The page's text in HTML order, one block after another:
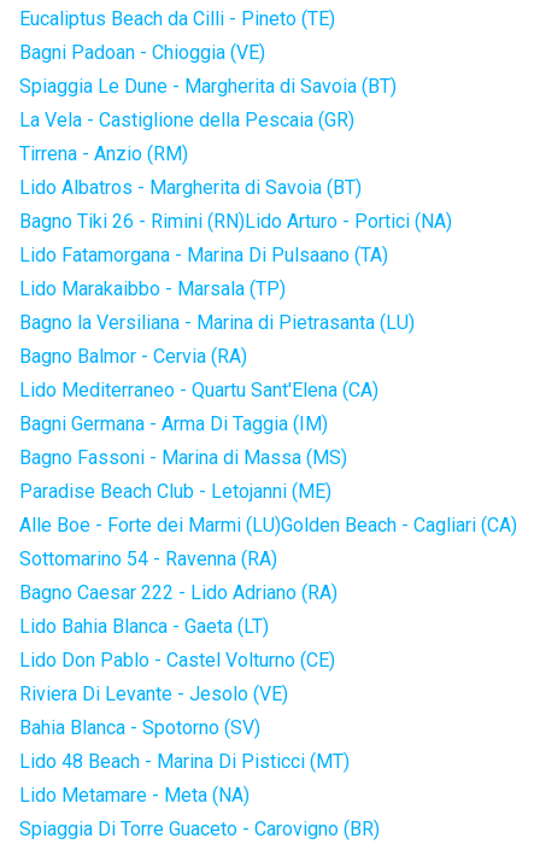
Eucaliptus Beach da Cilli - Pineto (TE)
Bagni Padoan - Chioggia (VE)
Spiaggia Le Dune - Margherita di Savoia (BT)
La Vela - Castiglione della Pescaia (GR)
Tirrena - Anzio (RM)
Lido Albatros - Margherita di Savoia (BT)
Bagno Tiki 26 - Rimini (RN)Lido Arturo - Portici (NA)
Lido Fatamorgana - Marina Di Pulsaano (TA)
Lido Marakaibbo - Marsala (TP)
Bagno la Versiliana - Marina di Pietrasanta (LU)
Bagno Balmor - Cervia (RA)
Lido Mediterraneo - Quartu Sant'Elena (CA)
Bagni Germana - Arma Di Taggia (IM)
Bagno Fassoni - Marina di Massa (MS)
Paradise Beach Club - Letojanni (ME)
Alle Boe - Forte dei Marmi (LU)Golden Beach - Cagliari (CA)
Sottomarino 54 - Ravenna (RA)
Bagno Caesar 222 - Lido Adriano (RA)
Lido Bahia Blanca - Gaeta (LT)
Lido Don Pablo - Castel Volturno (CE)
Riviera Di Levante - Jesolo (VE)
Bahia Blanca - Spotorno (SV)
Lido 48 Beach - Marina Di Pisticci (MT)
Lido Metamare - Meta (NA)
Spiaggia Di Torre Guaceto - Carovigno (BR)